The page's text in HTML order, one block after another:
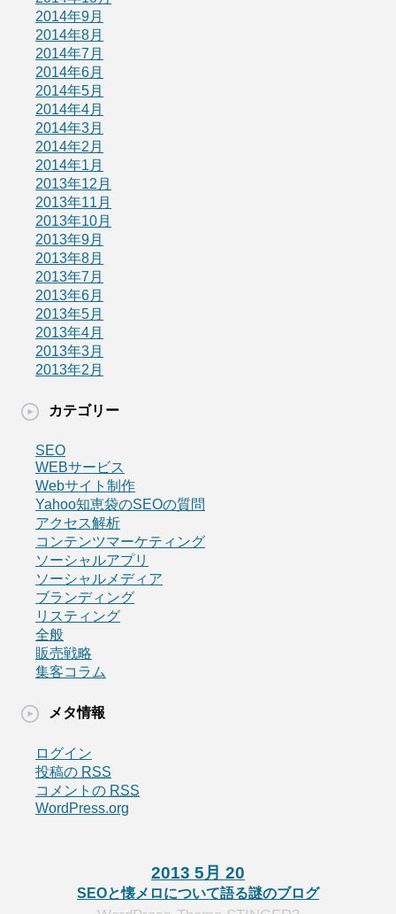
2014年9月
2014年8月
2014年7月
2014年6月
2014年5月
2014年4月
2014年3月
2014年2月
2014年1月
2013年12月
2013年11月
2013年10月
2013年9月
2013年8月
2013年7月
2013年6月
2013年5月
2013年4月
2013年3月
2013年2月
カテゴリー
SEO
WEBサービス
Webサイト制作
Yahoo知恵袋のSEOの質問
アクセス解析
コンテンツマーケティング
ソーシャルアプリ
ソーシャルメディア
ブランディング
リスティング
全般
販売戦略
集客コラム
メタ情報
ログイン
投稿の RSS
コメントの RSS
WordPress.org
2013 5月 20
SEOと懐メロについて語る謎のブログ